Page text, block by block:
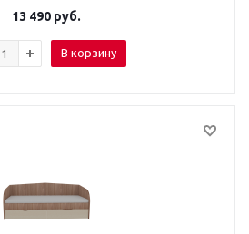
13 490руб.
В корзину